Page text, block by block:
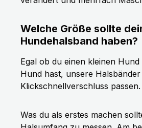
Welche Größe sollte
Hundehalsband haben?
Egal ob du einen kleinen
Hund hast, unsere
Klickschnellverschluss passen.
Was du als erstes machen